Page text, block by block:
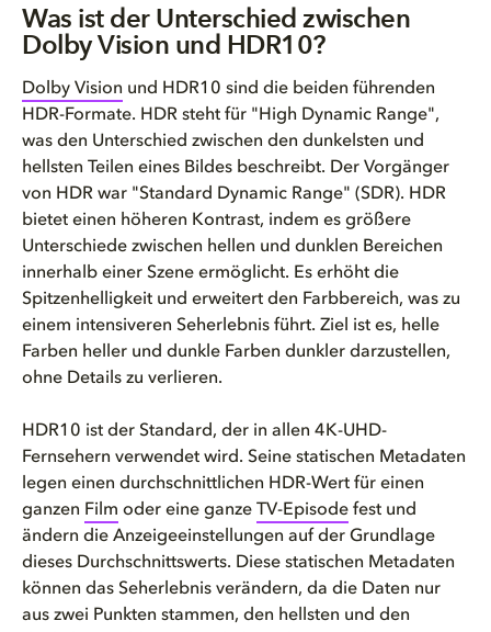
Was ist der Unterschied zwischen
Dolby Vision und HDR10?
Dolby Vision und HDR10 sind die beiden führenden
HDR-Formate. HDR steht für "High Dynamic Range",
was den Unterschied zwischen den dunkelsten und
hellsten Teilen eines Bildes beschreibt. Der Vorgänger
von HDR war "Standard Dynamic Range" (SDR). HDR
bietet einen höheren Kontrast, indem es größere
Unterschiede zwischen hellen und dunklen Bereichen
innerhalb einer Szene ermöglicht. Es erhöht die
Spitzenhelligkeit und erweitert den Farbbereich, was zu
einem intensiveren Seherlebnis führt. Ziel ist es, helle
Farben heller und dunkle Farben dunkler darzustellen,
ohne Details zu verlieren.
HDR10 ist der Standard, der in allen 4K-UHD-
Fernsehern verwendet wird. Seine statischen Metadaten
legen einen durchschnittlichen HDR-Wert für einen
ganzen Film oder eine ganze TV-Episode fest und
ändern die Anzeigeeinstellungen auf der Grundlage
dieses Durchschnittswerts. Diese statischen Metadaten
können das Seherlebnis verändern, da die Daten nur
aus zwei Punkten stammen, den hellsten und den